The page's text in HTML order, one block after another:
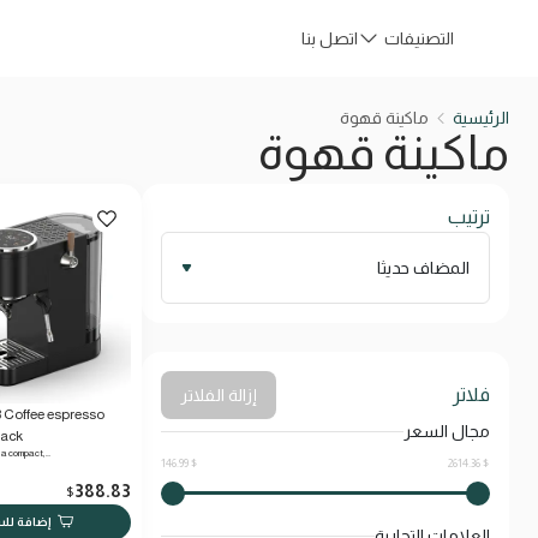
التصنيفات اتصل بنا
الرئيسية ماكينة قهوة
ماكينة قهوة
ماكينة قهوة
ترتيب
المضاف حديثا
فلاتر
إزالة الفلاتر
مجال السعر
146.99 $ 2614.36 $
Coffee espresso
compact,…
388.83
$
إضافة